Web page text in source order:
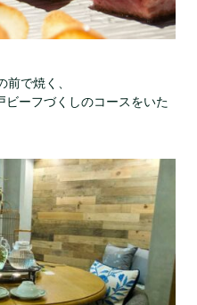
で焼く、
ーフづくしのコースをいた